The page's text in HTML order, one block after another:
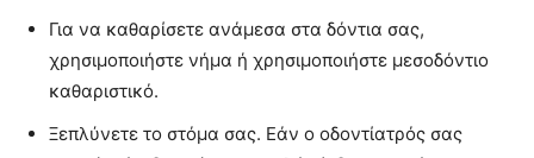
Για να καθαρίσετε ανάμεσα στα δόντια σας,
χρησιμοποιήστε νήμα ή χρησιμοποιήστε μεσοδόντιο
καθαριστικό.
Ξεπλύνετε το στόμα σας. Εάν ο οδοντίατρός σας